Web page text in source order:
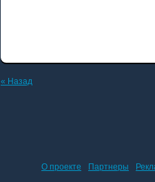
« Назад
О проекте Партнеры